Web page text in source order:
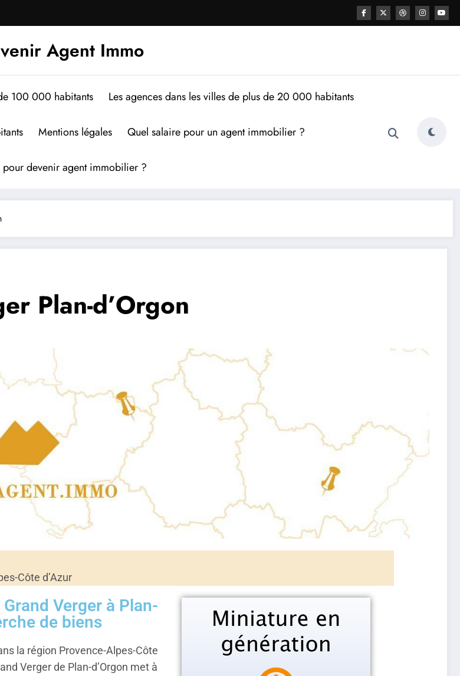
Agent Immo
100 000 habitants Les agences dans les villes de plus de 20 000 habitants
Mentions légales Quel salaire pour un agent immobilier ?
pour devenir agent immobilier ?
Plan-d’Orgon
Côte d’Azur
Verger à Plan-
de biens
la région Provence-Alpes-Côte
Verger de Plan-d’Orgon met à